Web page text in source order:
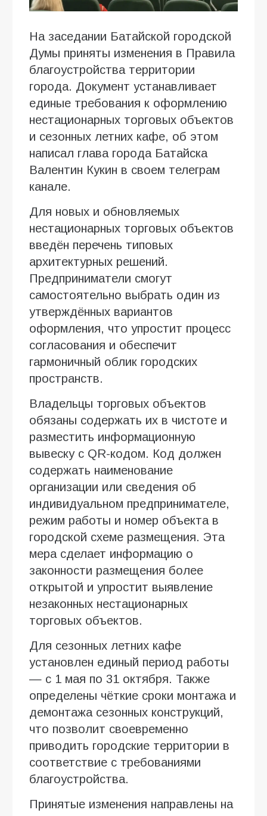
На заседании Батайской городской
Думы приняты изменения в Правила
благоустройства территории
города. Документ устанавливает
единые требования к оформлению
нестационарных торговых объектов
и сезонных летних кафе, об этом
написал глава города Батайска
Валентин Кукин в своем телеграм
канале.
Для новых и обновляемых
нестационарных торговых объектов
введён перечень типовых
архитектурных решений.
Предприниматели смогут
самостоятельно выбрать один из
утверждённых вариантов
оформления, что упростит процесс
согласования и обеспечит
гармоничный облик городских
пространств.
Владельцы торговых объектов
обязаны содержать их в чистоте и
разместить информационную
вывеску с QR-кодом. Код должен
содержать наименование
организации или сведения об
индивидуальном предпринимателе,
режим работы и номер объекта в
городской схеме размещения. Эта
мера сделает информацию о
законности размещения более
открытой и упростит выявление
незаконных нестационарных
торговых объектов.
Для сезонных летних кафе
установлен единый период работы
— с 1 мая по 31 октября. Также
определены чёткие сроки монтажа и
демонтажа сезонных конструкций,
что позволит своевременно
приводить городские территории в
соответствие с требованиями
благоустройства.
Принятые изменения направлены на